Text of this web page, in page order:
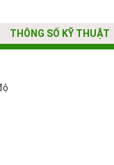
THÔNG SỐ KỸ THUẬT